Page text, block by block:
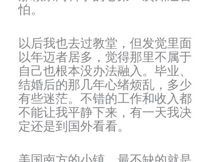
怕。
以后我也去过教堂，但发觉里面
以年迈者居多，觉得那里不属于
自己也根本没办法融入。毕业、
结婚后的那几年心绪烦乱，多少
有些迷茫。不错的工作和收入都
不能让我平静下来，有一天我决
定还是到国外看看。